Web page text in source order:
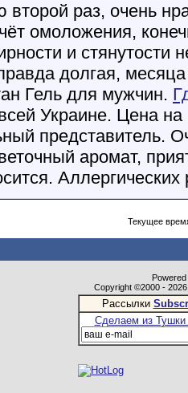
второй раз, очень
омоложения,
и стянутости
долгая,
Гель для мужчин.
Украине. Цена на
представитель.
аромат,
Аллергических
Текущее
Copyright ©2000 -
Рассылки
Сделаем из Тушки